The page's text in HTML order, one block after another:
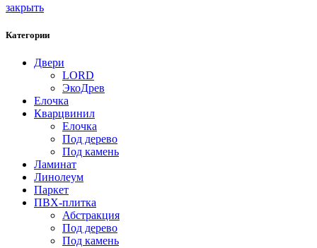
закрыть
Категории
Двери
LORD
ЭкоДрев
Елочка
Кварцвинил
Елочка
Под дерево
Под камень
Ламинат
Линолеум
Паркет
ПВХ-плитка
Абстракция
Под дерево
Под камень